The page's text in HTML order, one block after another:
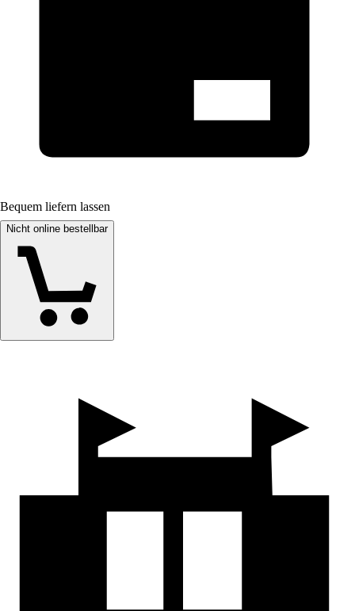
Bequem liefern lassen
Nicht online bestellbar